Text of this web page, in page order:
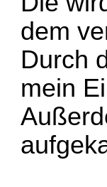
dem
Durch
mein